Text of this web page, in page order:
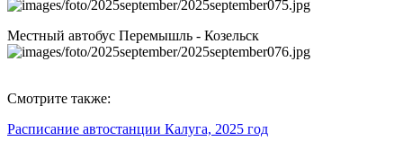
Местный автобус Перемышль - Козельск
Смотрите также:
Расписание автостанции Калуга, 2025 год